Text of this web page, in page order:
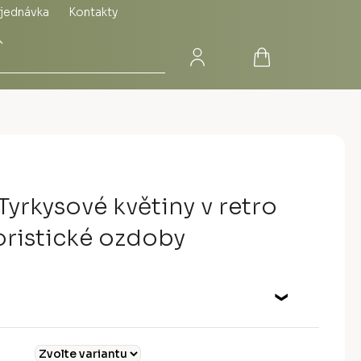
Kontakty
Hledat
Přihlášení Nákupní
květiny v retro
ozdoby